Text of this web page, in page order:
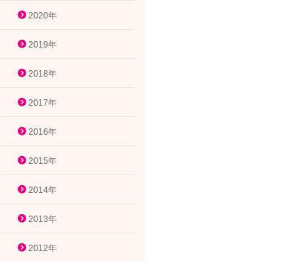
2020年
2019年
2018年
2017年
2016年
2015年
2014年
2013年
2012年